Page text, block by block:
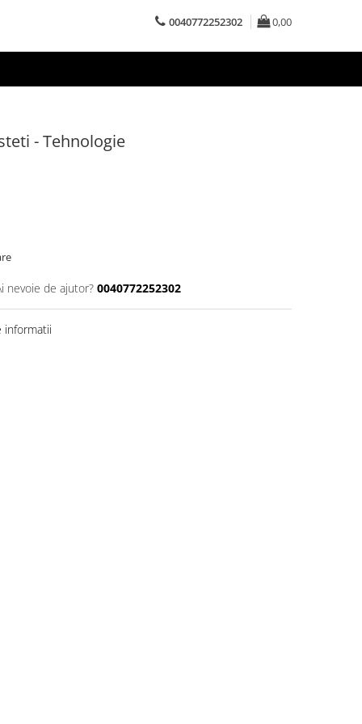
0040772252302 0,00
- Tehnologie
nevoie de ajutor? 0040772252302
informatii